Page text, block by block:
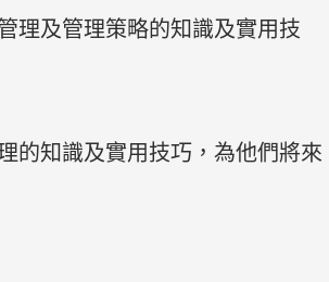
理及管理策略的知識及實用技
的知識及實用技巧，為他們將來